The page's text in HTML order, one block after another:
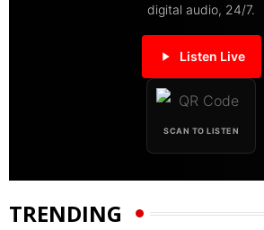
digital audio, 24/7.
Listen Live
SCAN TO LISTEN
TRENDING